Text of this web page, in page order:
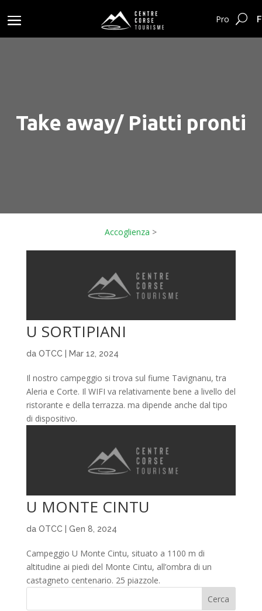
Pro
Take away/ Piatti pronti
Accoglienza >
U SORTIPIANI
da OTCC| Mar 12, 2024
Il nostro campeggio si trova sul fiume Tavignanu, tra
Aleria e Corte. Il WIFI va relativamente bene a livello del
ristorante e della terrazza. ma dipende anche dal tipo
di dispositivo.
U MONTE CINTU
da OTCC| Gen 8, 2024
Campeggio U Monte Cintu, situato a 1100 m di
altitudine ai piedi del Monte Cintu, all’ombra di un
castagneto centenario. 25 piazzole.
Cerca